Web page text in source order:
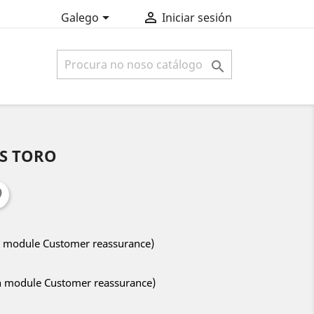
Galego  Iniciar sesión

TORO
Customer reassurance)
Customer reassurance)